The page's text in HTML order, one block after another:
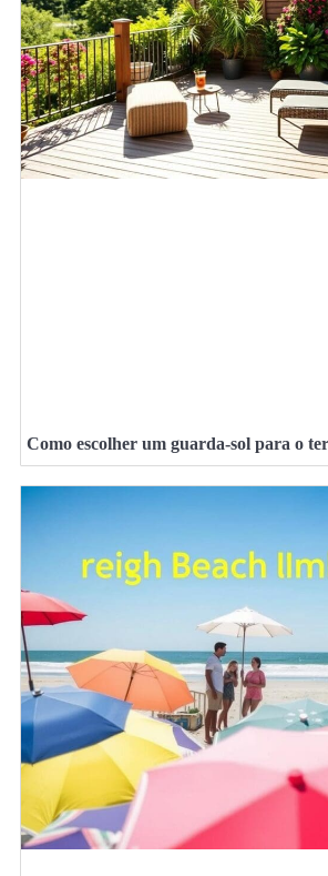
Como escolher um guarda-sol para o